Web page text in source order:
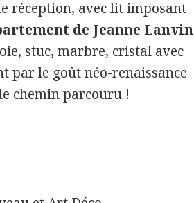
réception, avec lit imposant
de Jeanne Lanvin
stuc, marbre, cristal avec
par le goût néo-renaissance
chemin parcouru !